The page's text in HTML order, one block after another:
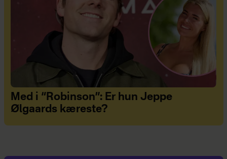
Med i “Robinson”: Er hun Jeppe
Ølgaards kæreste?